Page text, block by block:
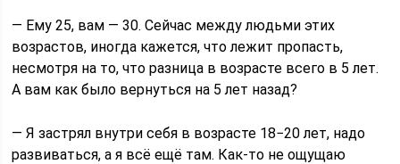
— Ему 25, вам — 30. Сейчас между людьми этих
возрастов, иногда кажется, что лежит пропасть,
несмотря на то, что разница в возрасте всего в 5 лет.
А вам как было вернуться на 5 лет назад?
— Я застрял внутри себя в возрасте 18−20 лет, надо
развиваться, а я всё ещё там. Как-то не ощущаю